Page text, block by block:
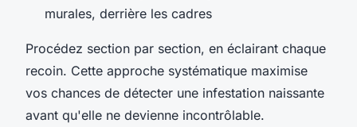
murales, derrière les cadres
Procédez section par section, en éclairant chaque
recoin. Cette approche systématique maximise
vos chances de détecter une infestation naissante
avant qu'elle ne devienne incontrôlable.